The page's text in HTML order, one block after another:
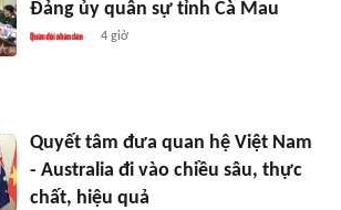
Đảng ủy quân sự tỉnh Cà Mau
4 giờ
Quyết tâm đưa quan hệ Việt Nam
- Australia đi vào chiều sâu, thực
chất, hiệu quả